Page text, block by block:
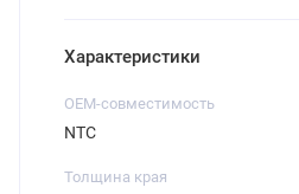
Характеристики
OEM-совместимость
NTC
Толщина края